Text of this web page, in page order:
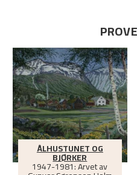
ÅLHUSTUNET OG
BJØRKER
1947-1981: Arvet av